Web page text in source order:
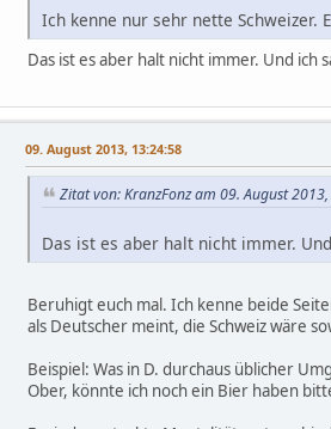
Ich kenne nur sehr nette
Das ist es aber halt nicht immer. Und ich
09. August 2013, 13:24:58
Zitat von: KranzFonz am 09. August
Das ist es aber halt nicht immer.
Beruhigt euch mal. Ich kenne beide
als Deutscher meint, die Schweiz wäre
Beispiel: Was in D. durchaus üblicher
Ober, könnte ich noch ein Bier haben